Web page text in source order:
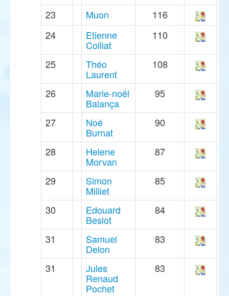
23 Muon
116
24
Etienne
Colliat
110
25 Théo
Laurent
108
26 Marie-noël
Balança
95
27 Noé
Burnat
90
28 Helene
Morvan
87
29 Simon
Milliet
85
30 Edouard
Beslot
84
31 Samuel
Delon
83
31 Jules
Renaud
Pochet
83